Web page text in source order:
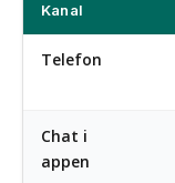
Kanal
Telefon
Chat i
appen